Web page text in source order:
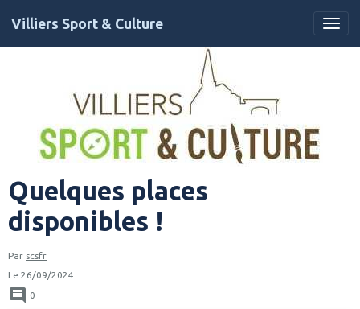
Villiers Sport & Culture
Quelques places
disponibles !
Par scsfr
Le 26/09/2024
0